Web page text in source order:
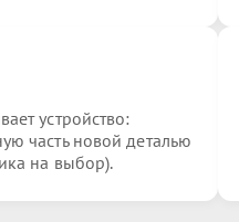
устройство:
часть новой деталью
на выбор).